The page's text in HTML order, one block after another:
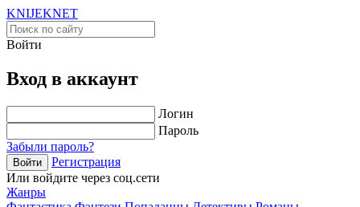
KNIJEKNET
Войти
Вход в аккаунт
Логин
Пароль
Забыли пароль?
Войти
Регистрация
Или войдите через соц.сети
Жанры